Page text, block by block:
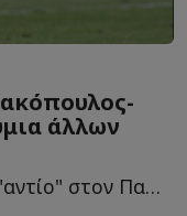
άλλων
Ο Νίκος Γιαννακόπουλος είπε "αντίο" στον Πανιώνιο, ωστόσο δ...